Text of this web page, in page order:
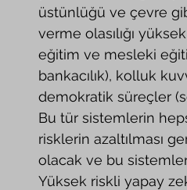
üstünlüğü ve çevre
verme olasılığı
eğitim ve mesleki
bankacılık), kolluk
demokratik süreçler
Bu tür sistemlerin
risklerin azaltılması
olacak ve bu
Yüksek riskli yapay